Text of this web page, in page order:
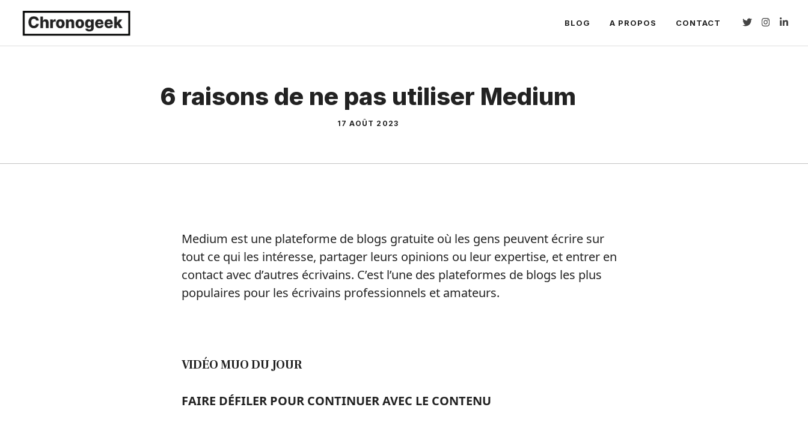
Aller
contenu
BLOG A PROPOS CONTACT
6 raisons de ne pas utiliser Medium
17 AOÛT 2023
Medium est une plateforme de blogs gratuite où les gens peuvent écrire sur
tout ce qui les intéresse, partager leurs opinions ou leur expertise, et entrer en
contact avec d’autres écrivains. C’est l’une des plateformes de blogs les plus
populaires pour les écrivains professionnels et amateurs.
VIDÉO MUO DU JOUR
FAIRE DÉFILER POUR CONTINUER AVEC LE CONTENU